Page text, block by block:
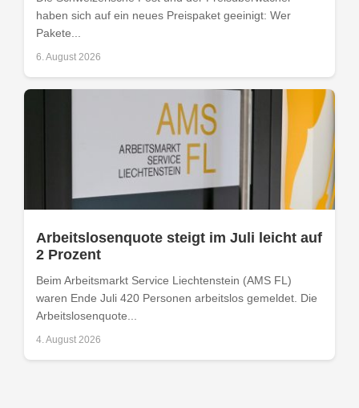
haben sich auf ein neues Preispaket geeinigt: Wer
Pakete...
6. August 2026
Arbeitslosenquote steigt im Juli leicht auf
2 Prozent
Beim Arbeitsmarkt Service Liechtenstein (AMS FL)
waren Ende Juli 420 Personen arbeitslos gemeldet. Die
Arbeitslosenquote...
4. August 2026